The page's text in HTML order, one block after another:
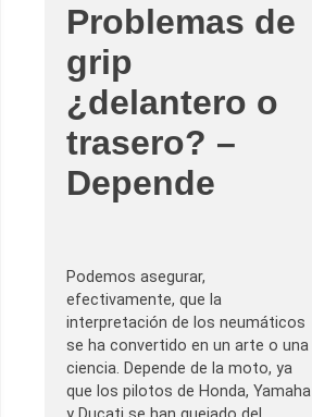
Problemas de
grip
¿delantero o
trasero? –
Depende
Podemos asegurar,
efectivamente, que la
interpretación de los neumáticos
se ha convertido en un arte o una
ciencia. Depende de la moto, ya
que los pilotos de Honda, Yamaha